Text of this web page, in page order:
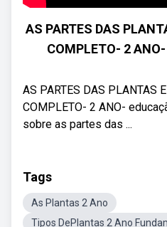
AS PARTES DAS
COMPLETO- 2
AS PARTES DAS PLANTAS
COMPLETO- 2 ANO-
sobre as partes das ...
Tags
As Plantas 2 Ano
Tipos DePlantas 2 Ano